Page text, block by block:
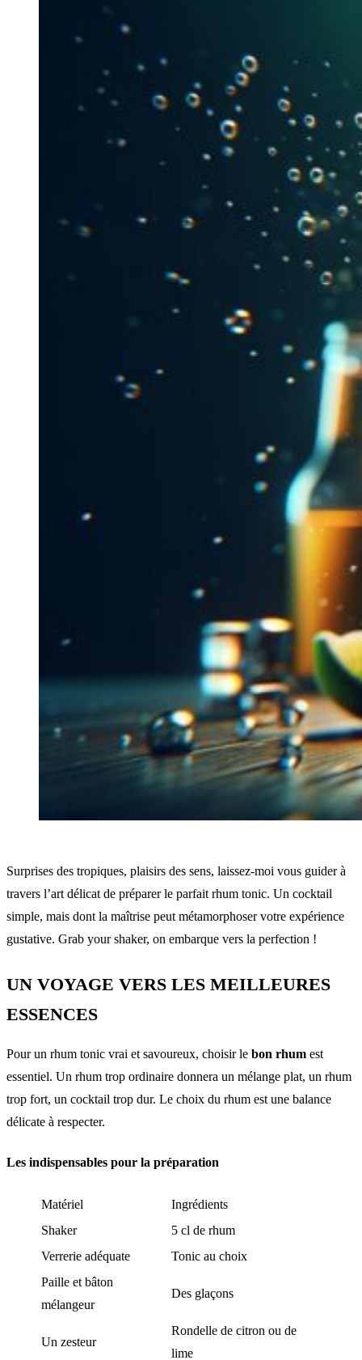
Surprises des tropiques, plaisirs des sens, laissez-moi vous guider à
travers l’art délicat de préparer le parfait rhum tonic. Un cocktail
simple, mais dont la maîtrise peut métamorphoser votre expérience
gustative. Grab your shaker, on embarque vers la perfection !
UN VOYAGE VERS LES MEILLEURES
ESSENCES
Pour un rhum tonic vrai et savoureux, choisir le bon rhum est
essentiel. Un rhum trop ordinaire donnera un mélange plat, un rhum
trop fort, un cocktail trop dur. Le choix du rhum est une balance
délicate à respecter.
Les indispensables pour la préparation
Matériel
Ingrédients
Shaker
5 cl de rhum
Verrerie adéquate
Tonic au choix
Paille et bâton
mélangeur
Des glaçons
Un zesteur
Rondelle de citron ou de
lime